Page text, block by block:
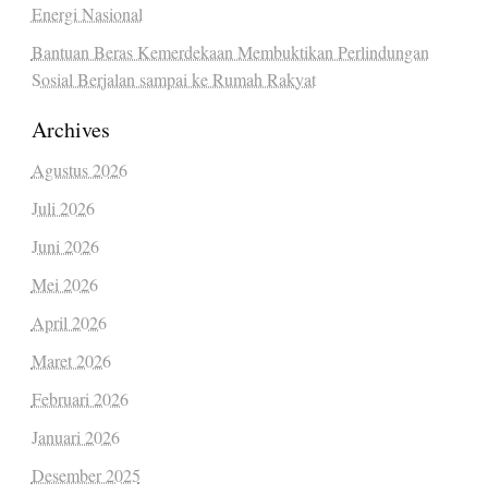
Energi Nasional
Bantuan Beras Kemerdekaan Membuktikan Perlindungan
Sosial Berjalan sampai ke Rumah Rakyat
Archives
Agustus 2026
Juli 2026
Juni 2026
Mei 2026
April 2026
Maret 2026
Februari 2026
Januari 2026
Desember 2025